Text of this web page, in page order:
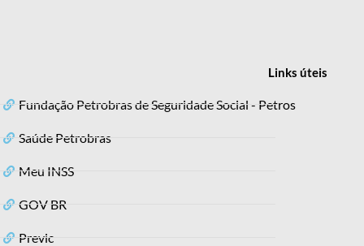
Linksúteis
Fundação Petrobras de Seguridade Social - Petros
Saúde Petrobras
Meu INSS
GOV BR
Previc